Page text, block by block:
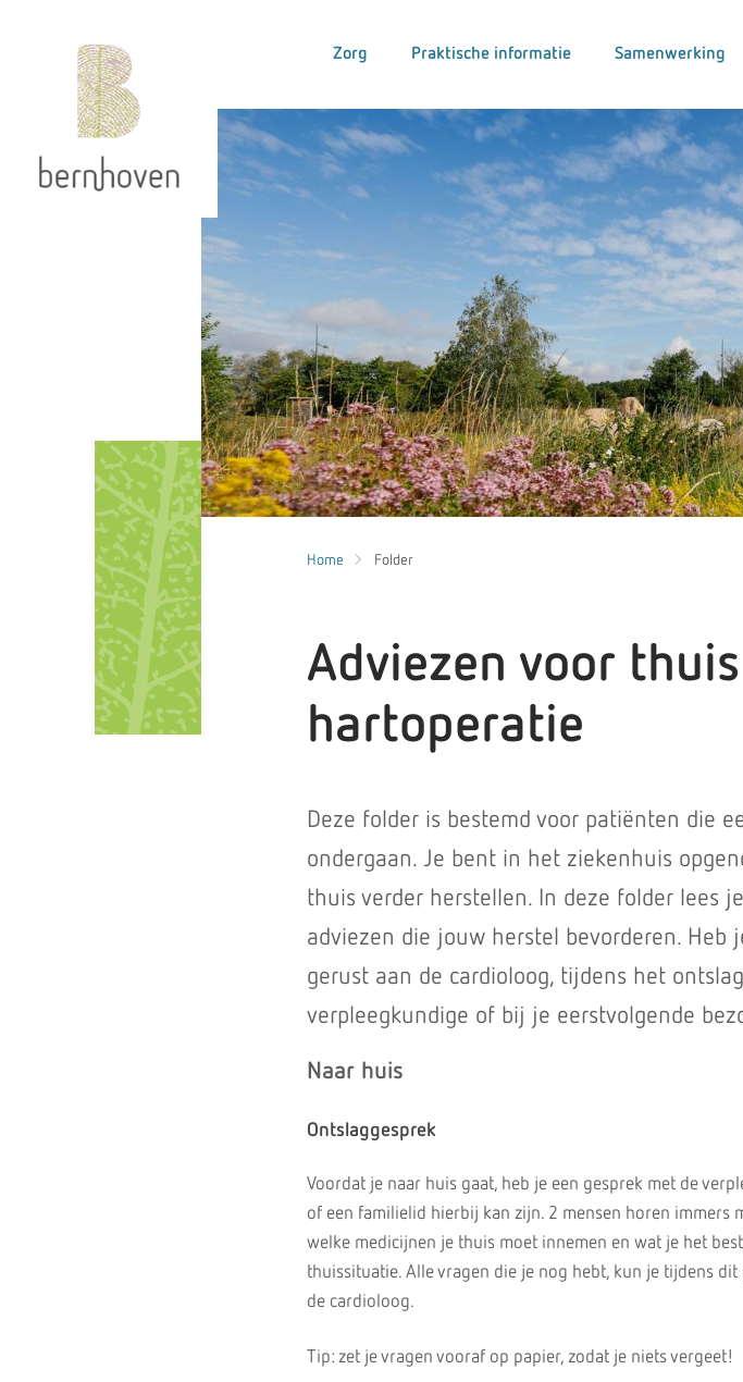
Zorg Praktische informatie Samenwerking
Home Folder
Adviezen voor
hartoperatie
Deze folder is bestemd voor patiënten die
ondergaan. Je bent in het ziekenhuis
thuis verder herstellen. In deze folder lees
adviezen die jouw herstel bevorderen. Heb
gerust aan de cardioloog, tijdens het
verpleegkundige of bij je eerstvolgende
Naar huis
Ontslaggesprek
Voordat je naar huis gaat, heb je een gesprek met de
of een familielid hierbij kan zijn. 2 mensen horen immers
welke medicijnen je thuis moet innemen en wat je het
thuissituatie. Alle vragen die je nog hebt, kun je tijdens
de cardioloog.
Tip: zet je vragen vooraf op papier, zodat je niets vergeet!